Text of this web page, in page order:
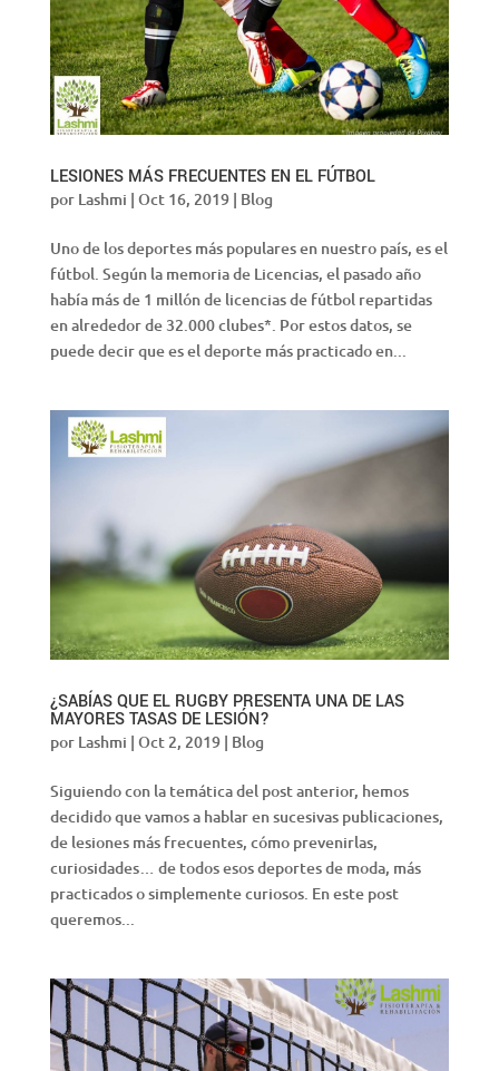
LESIONES MÁS FRECUENTES EN EL FÚTBOL
por Lashmi | Oct 16, 2019| Blog
Uno de los deportes más populares en nuestro país, es el
fútbol. Según la memoria de Licencias, el pasado año
había más de 1 millón de licencias de fútbol repartidas
en alrededor de 32.000 clubes*. Por estos datos, se
puede decir que es el deporte más practicado en...
¿SABÍAS QUE EL RUGBY PRESENTA UNA DE LAS
MAYORES TASAS DE LESIÓN?
por Lashmi | Oct 2, 2019| Blog
Siguiendo con la temática del post anterior, hemos
decidido que vamos a hablar en sucesivas publicaciones,
de lesiones más frecuentes, cómo prevenirlas,
curiosidades… de todos esos deportes de moda, más
practicados o simplemente curiosos. En este post
queremos...